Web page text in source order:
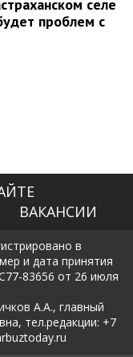
селе
проблем с
ВАКАНСИИ
в
и дата принятия
83656 от 26 июля
А.А., главный
тел.редакции: +7